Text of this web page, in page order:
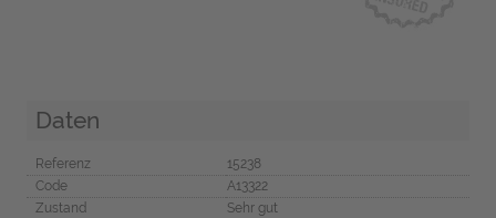
Daten
Referenz
15238
Code
A13322
Zustand
Sehr gut